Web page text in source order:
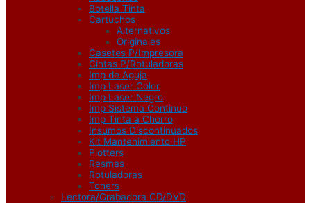
Botella Tinta
Cartuchos
Alternativos
Originales
Casetes P/Impresora
Cintas P/Rotuladoras
Imp de Aguja
Imp Laser Color
Imp Laser Negro
Imp Sistema Continuo
Imp Tinta a Chorro
Insumos Discontinuados
Kit Mantenimiento HP
Plotters
Resmas
Rotuladoras
Toners
Lectora/Grabadora CD/DVD